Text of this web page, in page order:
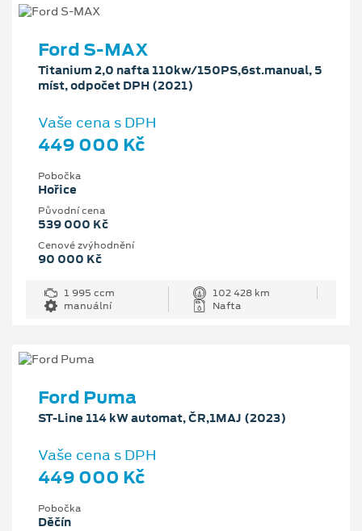
Ford S-MAX
Titanium 2,0 nafta 110kw/150PS,6st.manual, 5
míst, odpočet DPH (2021)
Vaše cena s DPH
449 000 Kč
Pobočka
Hořice
Původní cena
539 000 Kč
Cenové zvýhodnění
90 000 Kč
1 995 ccm
102 428 km
manuální
Nafta
Ford Puma
ST-Line 114 kW automat, ČR,1MAJ (2023)
Vaše cena s DPH
449 000 Kč
Pobočka
Děčín